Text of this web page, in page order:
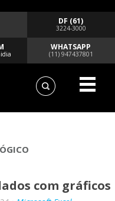
DF (61)
3224-3000
WHATSAPP
(11) 947437801
com gráficos